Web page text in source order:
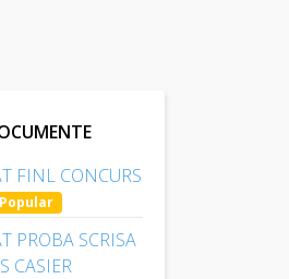
FINL CONCURS
Popular
PROBA SCRISA
CASIER